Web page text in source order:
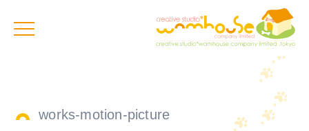
works-motion-picture